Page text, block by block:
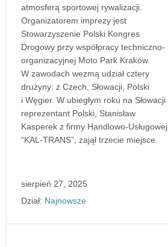
atmosferą sportowej rywalizacji.
Organizatorem imprezy jest
Stowarzyszenie Polski Kongres
Drogowy przy współpracy techniczno-
organizacyjnej Moto Park Kraków.
W zawodach wezmą udział cztery
drużyny: z Czech, Słowacji, Polski
i Węgier. W ubiegłym roku na Słowacji
reprezentant Polski, Stanisław
Kasperek z firmy Handlowo-Usługowej
“KAL-TRANS”, zajął trzecie miejsce.
sierpień 27, 2025
Dział: Najnowsze